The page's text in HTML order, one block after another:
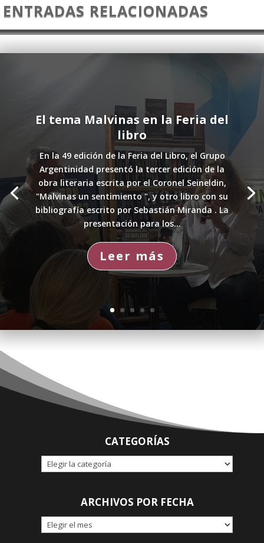
ENTRADAS RELACIONADAS
El tema Malvinas en la Feria del
libro
En la 49 edición de la Feria del Libro, el Grupo
Argentinidad presentó la tercer edición de la
obra literaria escrita por el Coronel Seineldin,
"Malvinas un sentimiento ", y otro libro con su
bibliografía escrito por Sebastián Miranda . La
presentación para los...
Leer más
CATEGORÍAS
CATEGORÍAS
ARCHIVOS POR FECHA
ARCHIVOS
POR